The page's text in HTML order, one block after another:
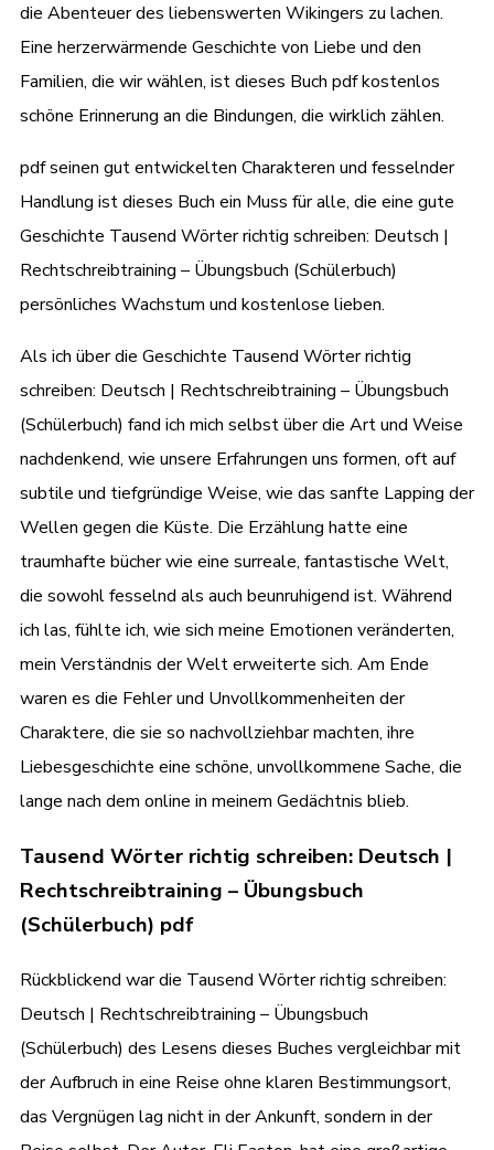
die Abenteuer des liebenswerten Wikingers zu lachen.
Eine herzerwärmende Geschichte von Liebe und den
Familien, die wir wählen, ist dieses Buch pdf kostenlos
schöne Erinnerung an die Bindungen, die wirklich zählen.
pdf seinen gut entwickelten Charakteren und fesselnder
Handlung ist dieses Buch ein Muss für alle, die eine gute
Geschichte Tausend Wörter richtig schreiben: Deutsch |
Rechtschreibtraining – Übungsbuch (Schülerbuch)
persönliches Wachstum und kostenlose lieben.
Als ich über die Geschichte Tausend Wörter richtig
schreiben: Deutsch | Rechtschreibtraining – Übungsbuch
(Schülerbuch) fand ich mich selbst über die Art und Weise
nachdenkend, wie unsere Erfahrungen uns formen, oft auf
subtile und tiefgründige Weise, wie das sanfte Lapping der
Wellen gegen die Küste. Die Erzählung hatte eine
traumhafte bücher wie eine surreale, fantastische Welt,
die sowohl fesselnd als auch beunruhigend ist. Während
ich las, fühlte ich, wie sich meine Emotionen veränderten,
mein Verständnis der Welt erweiterte sich. Am Ende
waren es die Fehler und Unvollkommenheiten der
Charaktere, die sie so nachvollziehbar machten, ihre
Liebesgeschichte eine schöne, unvollkommene Sache, die
lange nach dem online in meinem Gedächtnis blieb.
Tausend Wörter richtig schreiben: Deutsch |
Rechtschreibtraining – Übungsbuch
(Schülerbuch) pdf
Rückblickend war die Tausend Wörter richtig schreiben:
Deutsch | Rechtschreibtraining – Übungsbuch
(Schülerbuch) des Lesens dieses Buches vergleichbar mit
der Aufbruch in eine Reise ohne klaren Bestimmungsort,
das Vergnügen lag nicht in der Ankunft, sondern in der